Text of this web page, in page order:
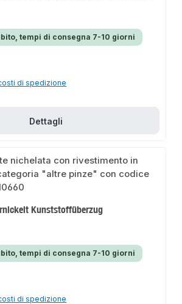
tempi di consegna 7-10 giorni
di spedizione
Dettagli
Kunststoffüberzug
tempi di consegna 7-10 giorni
di spedizione